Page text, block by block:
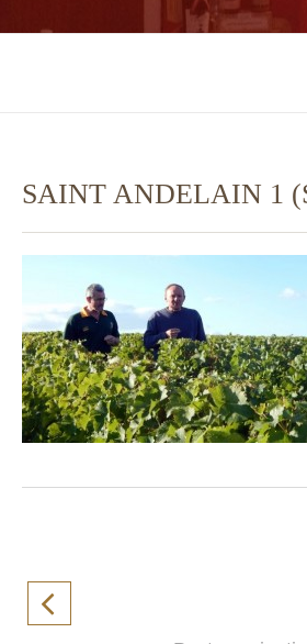
SAINT ANDELAIN 1